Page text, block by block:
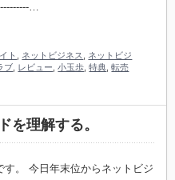
…
ト ネットビジネス
ネットビジ
ブ レビュー ,小玉歩 ,特典 ,転売
を理解する。
す。 今日年末位からネットビジ